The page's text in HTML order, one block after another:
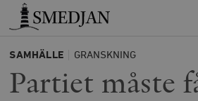
Timbro
SAMHÄLLE GRANSKNING
Partiet måste